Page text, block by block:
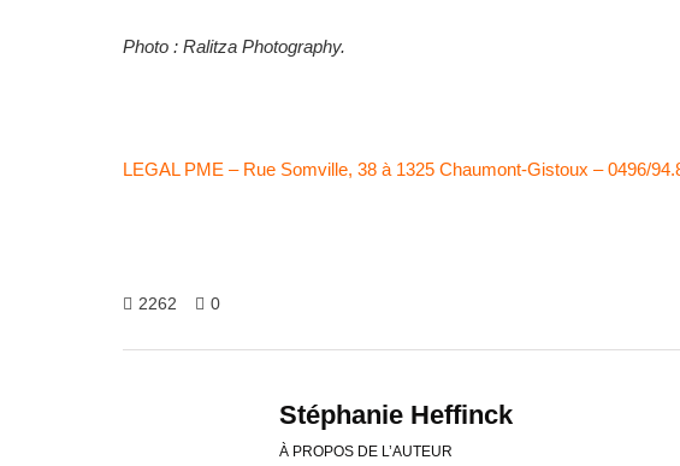
Photo : Ralitza Photography.
LEGAL PME – Rue Somville, 38 à 1325 Chaumont-Gistoux – 0496/
2262 0
Stéphanie Heffinck
À PROPOS DE L’AUTEUR